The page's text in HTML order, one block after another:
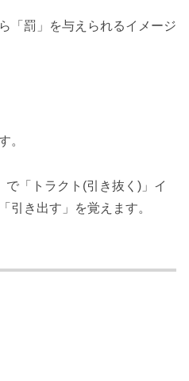
「罰」を与えられるイメージ
。
で「トラクト(引き抜く)」イ
引き出す」を覚えます。